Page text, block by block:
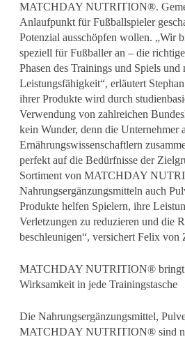
MATCHDAY NUTRITION®.
Anlaufpunkt für Fußballspieler
Potenzial ausschöpfen wollen. „Wir
speziell für Fußballer an – die
Phasen des Trainings und Spiels und
Leistungsfähigkeit“, erläutert
ihrer Produkte wird durch
Verwendung von zahlreichen
kein Wunder, denn die Unternehmer
Ernährungswissenschaftlern
perfekt auf die Bedürfnisse der
Sortiment von MATCHDAY
Nahrungsergänzungsmitteln auch
Produkte helfen Spielern, ihre
Verletzungen zu reduzieren und die
beschleunigen“, versichert Felix von
MATCHDAY NUTRITION® bringt
Wirksamkeit in jede Trainingstasche
Die Nahrungsergänzungsmittel,
MATCHDAY NUTRITION® sind